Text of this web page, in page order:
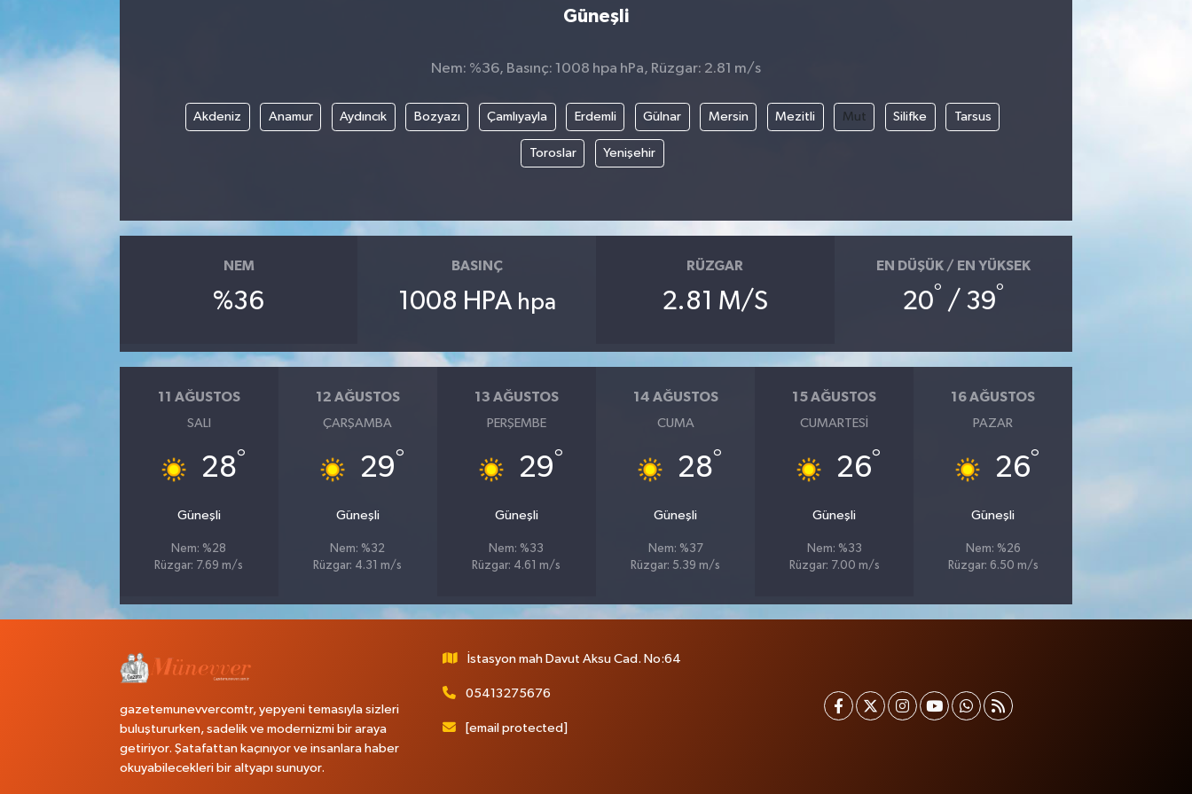
Güneşli
Nem: %36, Basınç: 1008 hpa hPa, Rüzgar: 2.81 m/s
Akdeniz Anamur Aydıncık Bozyazı Çamlıyayla Erdemli Gülnar Mersin Mezitli Mut Silifke Tarsus
Toroslar Yenişehir
NEM
%36
BASINÇ
1008 HPA hpa
RÜZGAR
2.81 M/S
EN DÜŞÜK / EN YÜKSEK
20° / 39°
11 AĞUSTOS
SALI
28°
Güneşli
Nem: %28
Rüzgar: 7.69 m/s
12 AĞUSTOS
ÇARŞAMBA
29°
Güneşli
Nem: %32
Rüzgar: 4.31 m/s
13 AĞUSTOS
PERŞEMBE
29°
Güneşli
Nem: %33
Rüzgar: 4.61 m/s
14 AĞUSTOS
CUMA
28°
Güneşli
Nem: %37
Rüzgar: 5.39 m/s
15 AĞUSTOS
CUMARTESI
26°
Güneşli
Nem: %33
Rüzgar: 7.00 m/s
16 AĞUSTOS
PAZAR
26°
Güneşli
Nem: %26
Rüzgar: 6.50 m/s
gazetemunevvercomtr, yepyeni temasıyla sizleri
buluştururken, sadelik ve modernizmi bir araya
getiriyor. Şatafattan kaçınıyor ve insanlara haber
okuyabilecekleri bir altyapı sunuyor.
İstasyon mah Davut Aksu Cad. No:64
05413275676
[email protected]